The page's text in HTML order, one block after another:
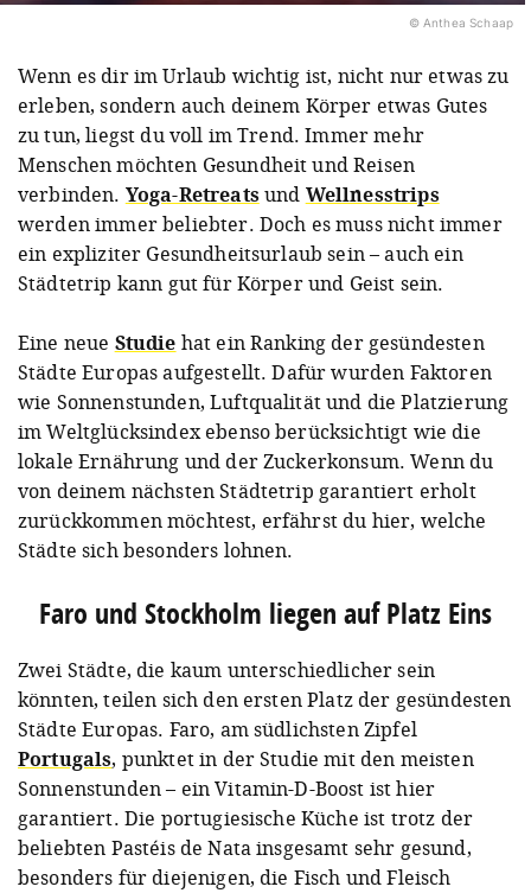
© Anthea Schaap
Wenn es dir im Urlaub wichtig ist, nicht nur etwas zu
erleben, sondern auch deinem Körper etwas Gutes
zu tun, liegst du voll im Trend. Immer mehr
Menschen möchten Gesundheit und Reisen
verbinden. Yoga-Retreats und Wellnesstrips
werden immer beliebter. Doch es muss nicht immer
ein expliziter Gesundheitsurlaub sein – auch ein
Städtetrip kann gut für Körper und Geist sein.
Eine neue Studie hat ein Ranking der gesündesten
Städte Europas aufgestellt. Dafür wurden Faktoren
wie Sonnenstunden, Luftqualität und die Platzierung
im Weltglücksindex ebenso berücksichtigt wie die
lokale Ernährung und der Zuckerkonsum. Wenn du
von deinem nächsten Städtetrip garantiert erholt
zurückkommen möchtest, erfährst du hier, welche
Städte sich besonders lohnen.
Faro und Stockholm liegen auf Platz Eins
Zwei Städte, die kaum unterschiedlicher sein
könnten, teilen sich den ersten Platz der gesündesten
Städte Europas. Faro, am südlichsten Zipfel
Portugals, punktet in der Studie mit den meisten
Sonnenstunden – ein Vitamin-D-Boost ist hier
garantiert. Die portugiesische Küche ist trotz der
beliebten Pastéis de Nata insgesamt sehr gesund,
besonders für diejenigen, die Fisch und Fleisch